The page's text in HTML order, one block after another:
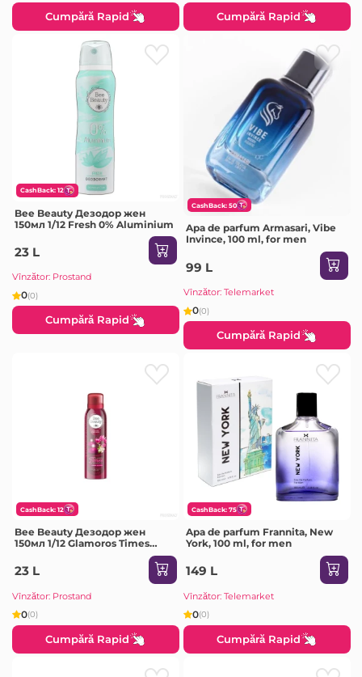
Cumpără Rapid Cumpără Rapid
CashBack: 12
Bee Beauty Дезодор жен
150мл 1/12 Fresh 0% Aluminium
23 L
Vînzător: Prostand
0(0)
Cumpără Rapid
CashBack: 50
Apa de parfum Armasari, Vibe
Invince, 100 ml, for men
99 L
Vînzător: Telemarket
0(0)
Cumpără Rapid
CashBack: 12
Bee Beauty Дезодор жен
150мл 1/12 Glamoros Times
23 L
Vînzător: Prostand
0(0)
Cumpără Rapid
CashBack: 75
Apa de parfum Frannita, New
York, 100 ml, for men
149 L
Vînzător: Telemarket
0(0)
Cumpără Rapid